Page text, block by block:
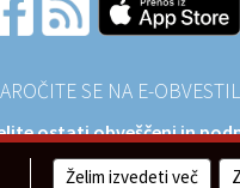
SE NA E-
ostati obveščeni in
razvoj?
Želim izvedeti več